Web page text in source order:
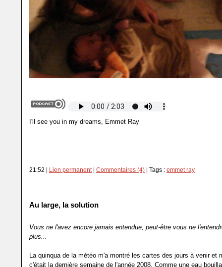
I'll see you in my dreams, Emmet Ray
21:52 | Lien permanent | Commentaires (4) | Tags : emmet ray
Au large, la solution
Vous ne l'avez encore jamais entendue, peut-être vous ne
plus...
La quinqua de la météo m'a montré les cartes des jours à venir et
c'était la dernière semaine de l'année 2008. Comme une eau